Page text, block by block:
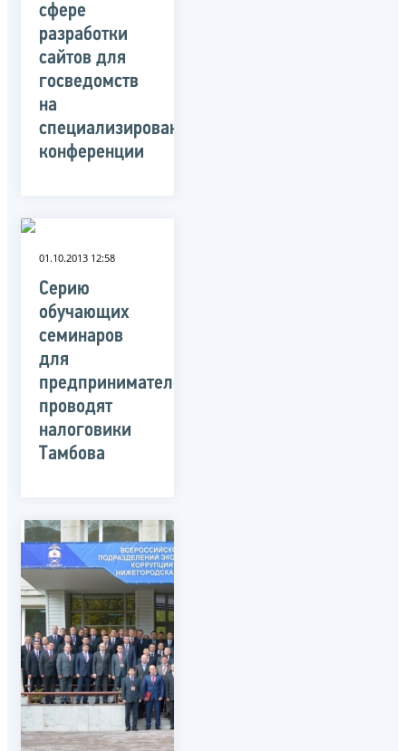
сфере
разработки
сайтов для
госведомств
на
специализированной
конференции
01.10.2013 12:58
Серию
обучающих
семинаров
для
предпринимателей
проводят
налоговики
Тамбова